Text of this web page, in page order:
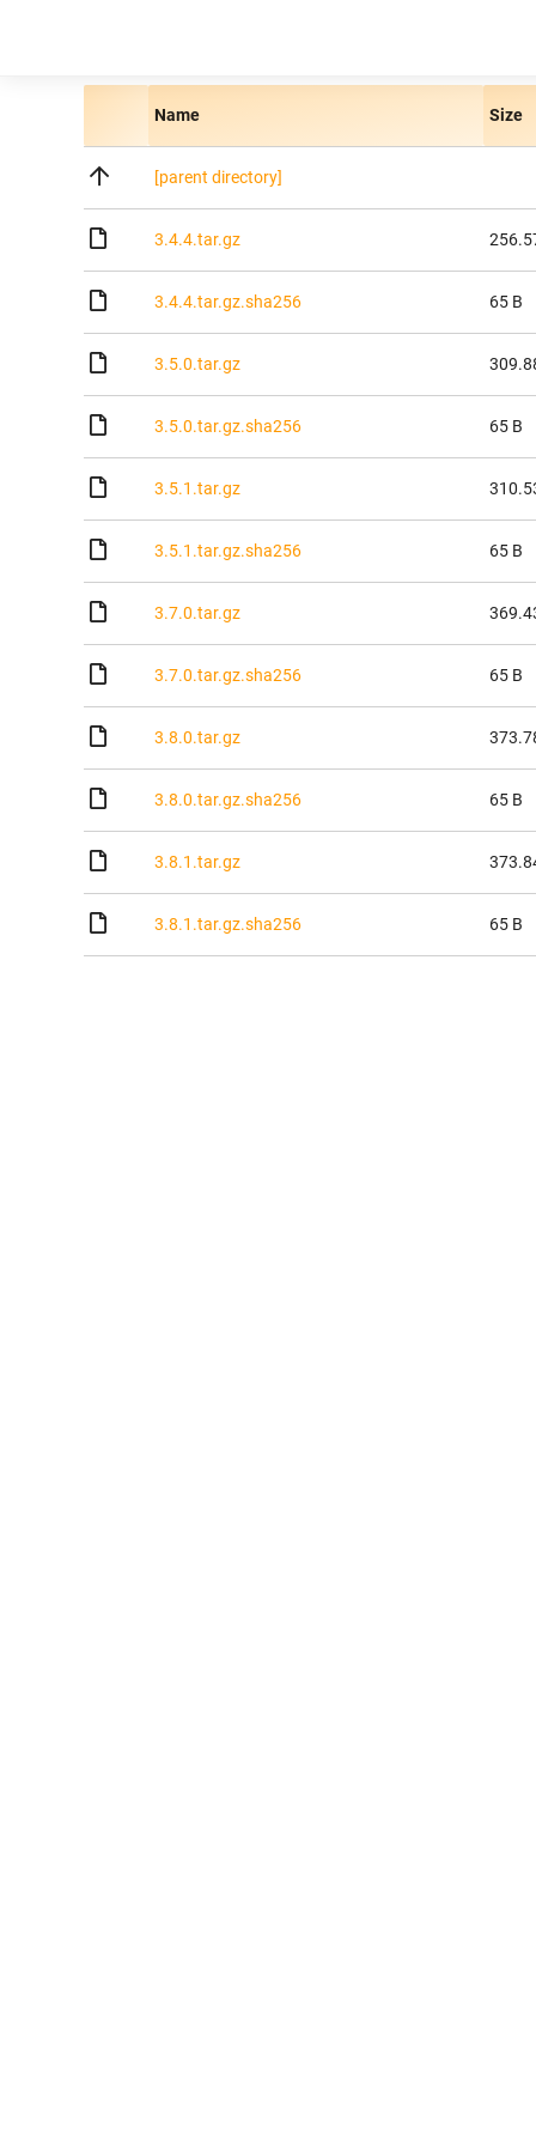
Name Size
[parent directory]
3.4.4.tar.gz
3.4.4.tar.gz.sha256 65 B
3.5.0.tar.gz
3.5.0.tar.gz.sha256 65 B
3.5.1.tar.gz
3.5.1.tar.gz.sha256 65 B
3.7.0.tar.gz
3.7.0.tar.gz.sha256 65 B
3.8.0.tar.gz
3.8.0.tar.gz.sha256 65 B
3.8.1.tar.gz
3.8.1.tar.gz.sha256 65 B